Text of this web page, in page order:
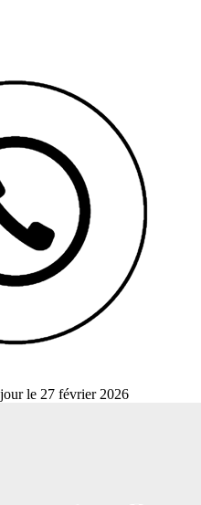
le 27 février 2026